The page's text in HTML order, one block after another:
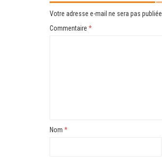
Votre adresse e-mail ne sera pas publiée.
Commentaire *
Nom *